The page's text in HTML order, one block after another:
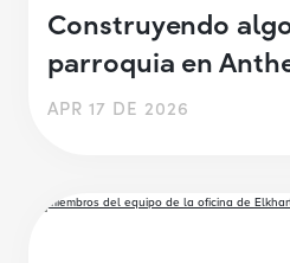
Construyendo
parroquia en
APR 17 DE 2026